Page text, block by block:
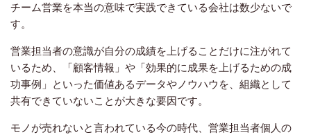
チーム営業を本当の意味で実践できている会社は数少ないで
す。
営業担当者の意識が自分の成績を上げることだけに注がれて
いるため、「顧客情報」や「効果的に成果を上げるための成
功事例」といった価値あるデータやノウハウを、組織として
共有できていないことが大きな要因です。
モノが売れないと言われている今の時代、営業担当者個人の